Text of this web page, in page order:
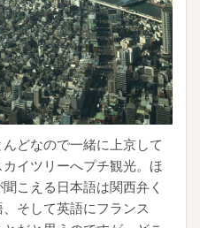
どなので一緒に上京して
イツリーへプチ観光。ほ
こえる日本語は関西弁く
そして英語にフランス